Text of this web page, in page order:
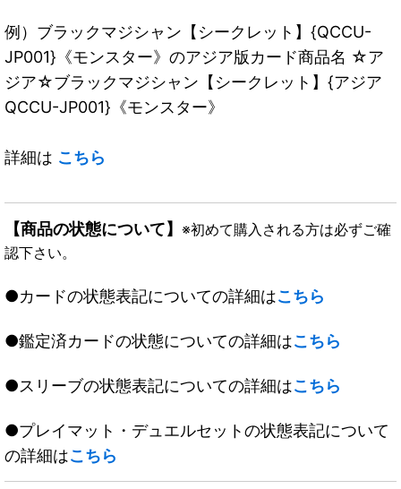
例）ブラックマジシャン【シークレット】{QCCU-
JP001}《モンスター》のアジア版カード商品名 ☆ア
ジア☆ブラックマジシャン【シークレット】{アジア
QCCU-JP001}《モンスター》
詳細は こちら
【商品の状態について】 ※初めて購入される方は必ずご確
認下さい。
●カードの状態表記についての詳細はこちら
●鑑定済カードの状態についての詳細はこちら
●スリーブの状態表記についての詳細はこちら
●プレイマット・デュエルセットの状態表記について
の詳細はこちら